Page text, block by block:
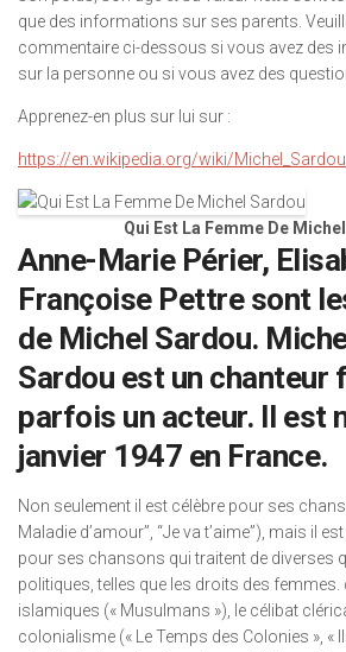
que des informations sur ses parents.
commentaire ci-dessous si vous avez des
sur la personne ou si vous avez des
Apprenez-en plus sur lui sur :
https://en.wikipedia.org/wiki/Michel_Sardou
Qui Est La Femme De
Anne-Marie Périer,
Françoise Pettre sont
de Michel Sardou.
Sardou est un chanteur
parfois un acteur. Il est
janvier 1947 en France.
Non seulement il est célèbre pour ses
Maladie d’amour”, “Je va t’aime”), mais il
pour ses chansons qui traitent de diverses
politiques, telles que les droits des femmes.
islamiques (« Musulmans »), le célibat
colonialisme (« Le Temps des Colonies », «